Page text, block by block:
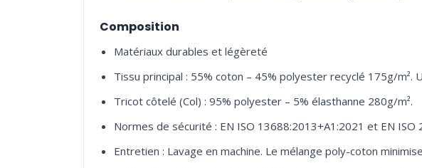
Composition
Matériaux durables et légèreté
Tissu principal : 55% coton – 45% polyester recyclé 175g/m².
Tricot côtelé (Col) : 95% polyester – 5% élasthanne 280g/m².
Normes de sécurité : EN ISO 13688:2013+A1:2021 et EN ISO
Entretien : Lavage en machine. Le mélange poly-coton